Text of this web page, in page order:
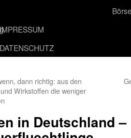
IMPRESSUM
DATENSCHUTZ
dann richtig: aus den
Wirkstoffen die weniger
in Deutschland –